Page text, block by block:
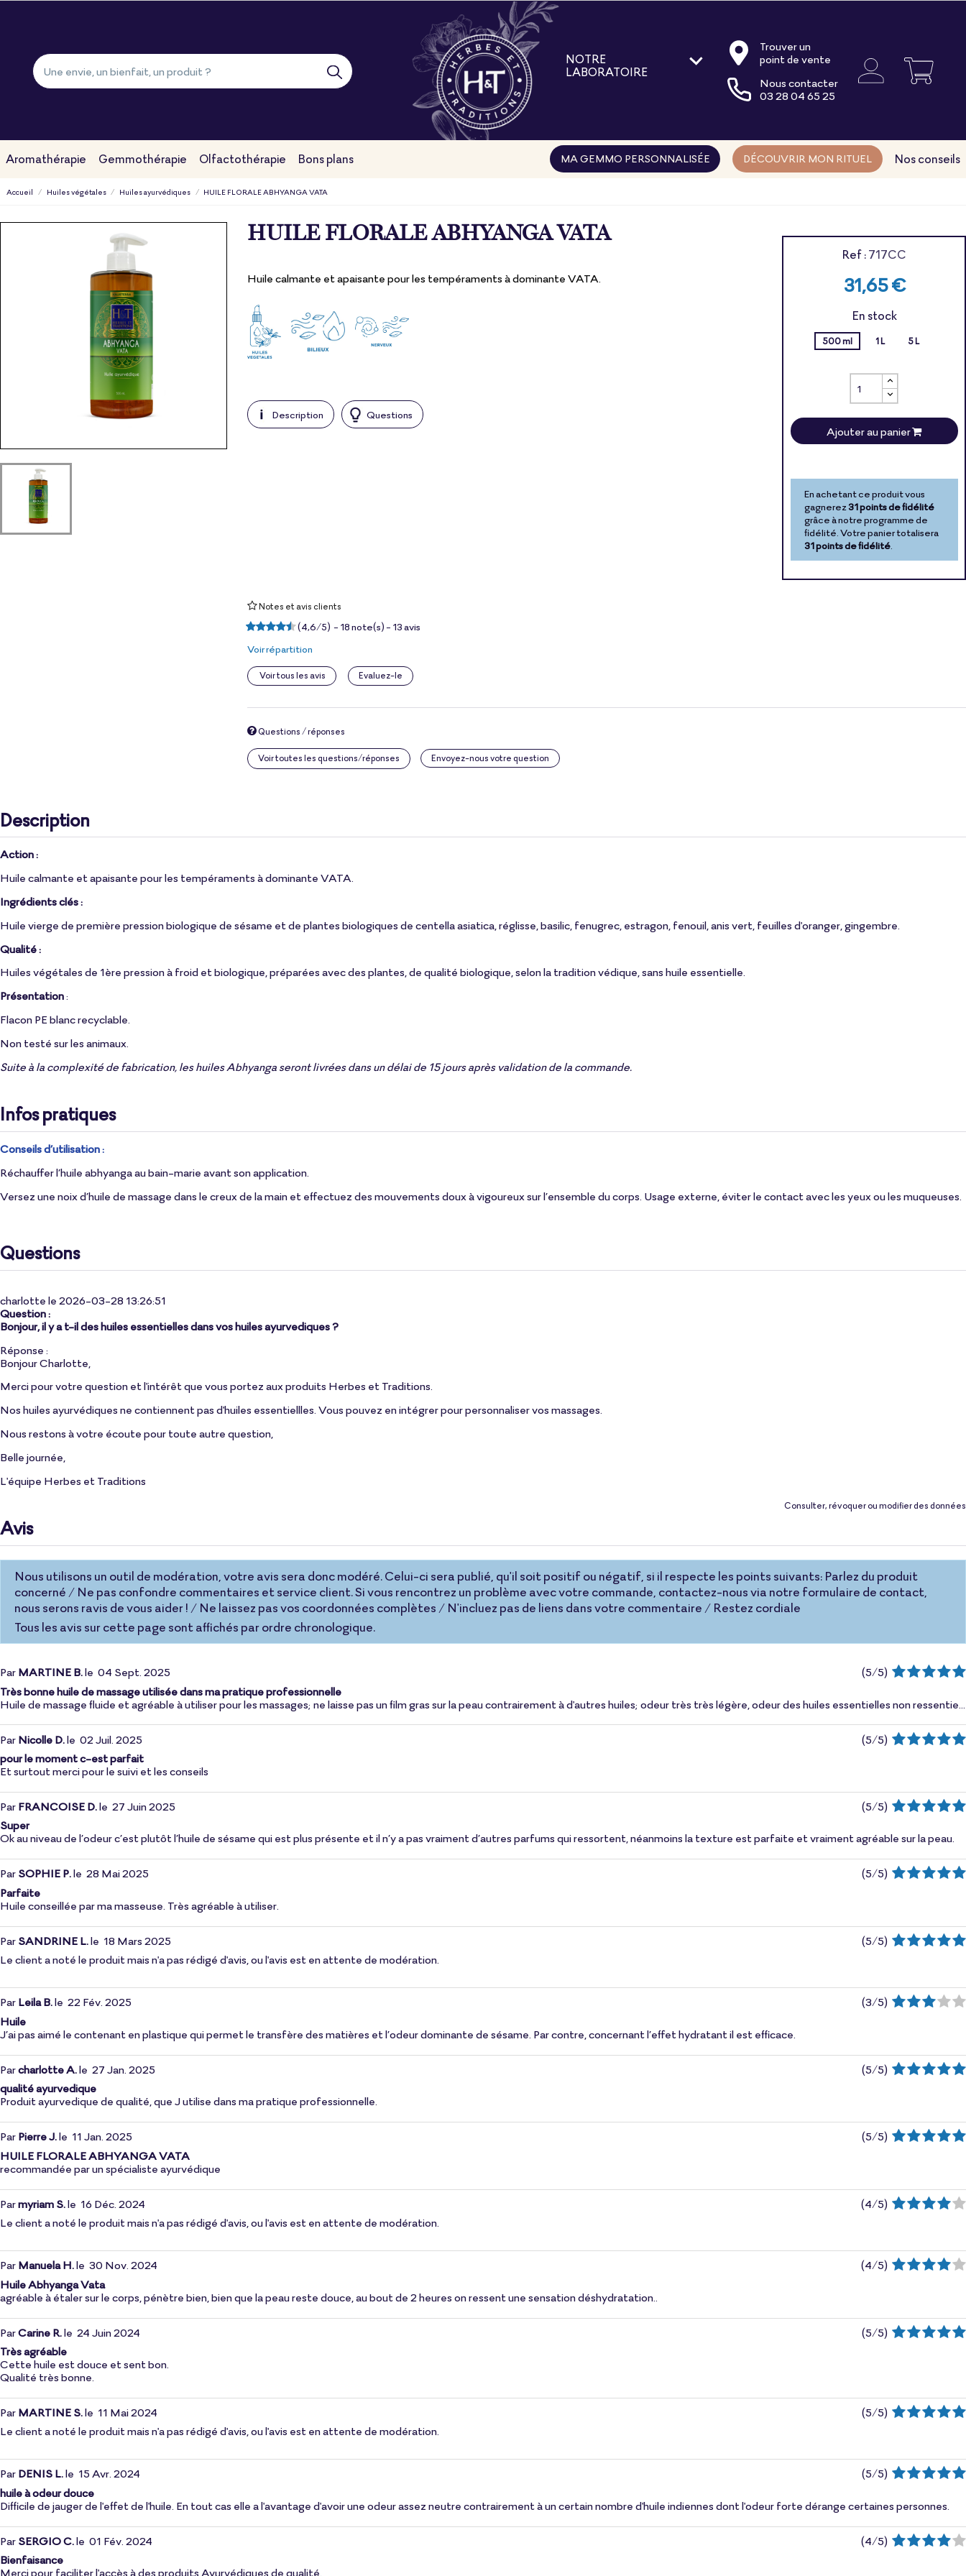
NOTRE
LABORATOIRE
Nos formations
Trouver un
point de vente
Nous contacter
03 28 04 65 25
Aromathérapie Gemmothérapie Olfactothérapie Bons plans Nos conseils
DÉCOUVRIR MON RITUEL
MA GEMMO PERSONNALISÉE
Accueil Huiles végétales Huiles ayurvédiques HUILE FLORALE ABHYANGA VATA
HUILE FLORALE ABHYANGA VATA
Huile calmante et apaisante pour les tempéraments à dominante VATA.
Description Questions
Ref :717CC
31,65 €
En stock
500 ml 1 L 5 L
Ajouter au panier
En achetant ce produit vous
gagnerez31 points de fidélité
grâce à notre programme de
fidélité. Votre panier totalisera
31 points de fidélité.
Notes et avis clients
(4,6/5) - 18note(s) - 13avis
Voir répartition
Voir tous les avis Evaluez-le
Questions / réponses
Voir toutes les questions/réponses Envoyez-nous votre question
Description
Action :
Huile calmante et apaisante pour les tempéraments à dominante VATA.
Ingrédients clés :
Huile vierge de première pression biologique de sésame et de plantes biologiques de centella asiatica, réglisse, basilic, fenugrec, estragon, fenouil, anis vert, feuilles d'oranger, gingembre.
Qualité :
Huiles végétales de 1ère pression à froid et biologique, préparées avec des plantes, de qualité biologique, selon la tradition védique, sans huile essentielle.
Présentation:
Flacon PE blanc recyclable.
Non testé sur les animaux.
Suite à la complexité de fabrication, les huiles Abhyanga seront livrées dans un délai de 15 jours après validation de la commande.
Infos pratiques
Conseils d’utilisation :
Réchauffer l’huile abhyanga au bain-marie avant son application.
Versez une noix d’huile de massage dans le creux de la main et effectuez des mouvements doux à vigoureux sur l’ensemble du corps. Usage externe, éviter le contact avec les yeux ou les muqueuses.
Questions
charlotte le 2026-03-28 13:26:51
Question :
Bonjour, il y a t-il des huiles essentielles dans vos huiles ayurvediques ?
Réponse :
Bonjour Charlotte,
Merci pour votre question et l'intérêt que vous portez aux produits Herbes et Traditions.
Nos huiles ayurvédiques ne contiennent pas d'huiles essentiellles. Vous pouvez en intégrer pour personnaliser vos massages.
Nous restons à votre écoute pour toute autre question,
Belle journée,
L'équipe Herbes et Traditions
Consulter, révoquer ou modifier des données
Avis
Nous utilisons un outil de modération, votre avis sera donc modéré. Celui-ci sera publié, qu'il soit positif ou négatif, si il respecte les points suivants: Parlez du produit
concerné / Ne pas confondre commentaires et service client. Si vous rencontrez un problème avec votre commande, contactez-nous via notre formulaire de contact,
nous serons ravis de vous aider ! / Ne laissez pas vos coordonnées complètes / N'incluez pas de liens dans votre commentaire / Restez cordiale
Tous les avis sur cette page sont affichés par ordre chronologique.
Par MARTINE B.le 04 Sept. 2025 (5/5)
Très bonne huile de massage utilisée dans ma pratique professionnelle
Huile de massage fluide et agréable à utiliser pour les massages; ne laisse pas un film gras sur la peau contrairement à d'autres huiles; odeur très très légère, odeur des huiles essentielles non ressentie...
Par Nicolle D.le 02 Juil. 2025 (5/5)
pour le moment c-est parfait
Et surtout merci pour le suivi et les conseils
Par FRANCOISE D.le 27 Juin 2025 (5/5)
Super
Ok au niveau de l’odeur c’est plutôt l’huile de sésame qui est plus présente et il n’y a pas vraiment d’autres parfums qui ressortent, néanmoins la texture est parfaite et vraiment agréable sur la peau.
Par SOPHIE P.le 28 Mai 2025 (5/5)
Parfaite
Huile conseillée par ma masseuse. Très agréable à utiliser.
Par SANDRINE L.le 18 Mars 2025 (5/5)
Le client a noté le produit mais n'a pas rédigé d'avis, ou l'avis est en attente de modération.
Par Leila B.le 22 Fév. 2025 (3/5)
Huile
J’ai pas aimé le contenant en plastique qui permet le transfère des matières et l’odeur dominante de sésame. Par contre, concernant l’effet hydratant il est efficace.
Parcharlotte A.le 27 Jan. 2025 (5/5)
qualité ayurvedique
Produit ayurvedique de qualité, que J utilise dans ma pratique professionnelle.
Par Pierre J.le 11 Jan. 2025 (5/5)
HUILE FLORALE ABHYANGA VATA
recommandée par un spécialiste ayurvédique
Parmyriam S.le 16 Déc. 2024 (4/5)
Le client a noté le produit mais n'a pas rédigé d'avis, ou l'avis est en attente de modération.
Par Manuela H.le 30 Nov. 2024 (4/5)
Huile Abhyanga Vata
agréable à étaler sur le corps, pénètre bien, bien que la peau reste douce, au bout de 2 heures on ressent une sensation déshydratation..
ParCarine R.le 24 Juin 2024 (5/5)
Très agréable
Cette huile est douce et sent bon.
Qualité très bonne.
Par MARTINE S.le 11 Mai 2024 (5/5)
Le client a noté le produit mais n'a pas rédigé d'avis, ou l'avis est en attente de modération.
Par DENIS L.le 15 Avr. 2024 (5/5)
huile à odeur douce
Difficile de jauger de l'effet de l'huile. En tout cas elle a l'avantage d'avoir une odeur assez neutre contrairement à un certain nombre d'huile indiennes dont l'odeur forte dérange certaines personnes.
Par SERGIO C.le 01 Fév. 2024 (4/5)
Bienfaisance
Merci pour faciliter l'accès à des produits Ayurvédiques de qualité.